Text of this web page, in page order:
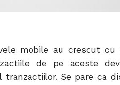
mobile au crescut cu
de pe aceste
Se pare ca